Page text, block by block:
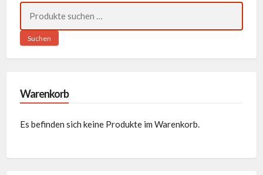
nach:
Suchen
Warenkorb
Es befinden sich keine Produkte im Warenkorb.